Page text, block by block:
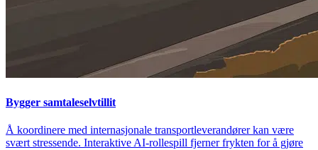
Bygger samtaleselvtillit
Å koordinere med internasjonale transportleverandører kan være
svært stressende. Interaktive AI-rollespill fjerner frykten for å gjøre